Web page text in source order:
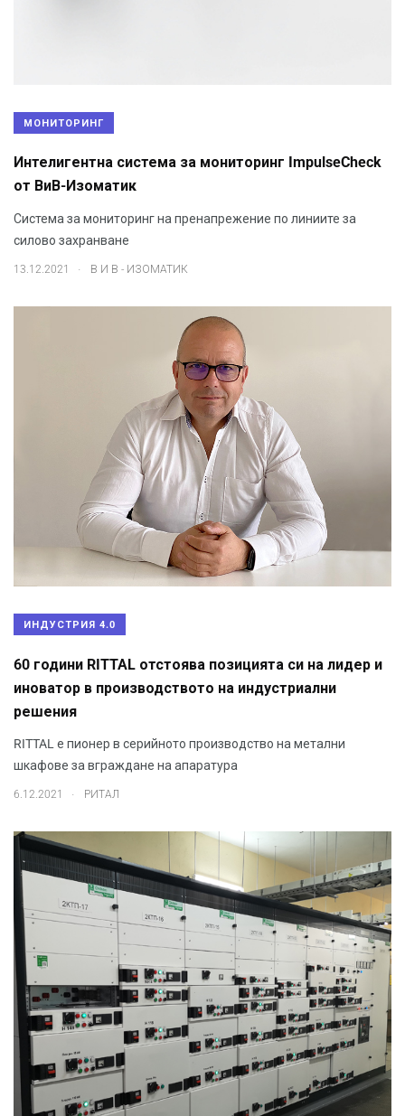
МОНИТОРИНГ
Интелигентна система за мониторинг ImpulseCheck
от ВиВ-Изоматик
Система за мониторинг на пренапрежение по линиите за
силово захранване
13.12.2021 В И В - ИЗОМАТИК
ИНДУСТРИЯ 4.0
60 години RITTAL отстоява позицията си на лидер и
иноватор в производството на индустриални
решения
RITTAL е пионер в серийното производство на метални
шкафове за вграждане на апаратура
6.12.2021 . РИТАЛ